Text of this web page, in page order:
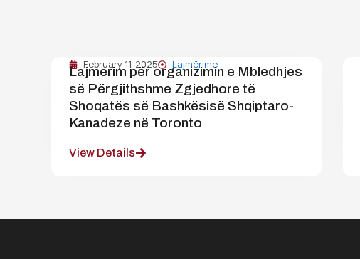
February 11, 2025 Lajmërime
Lajmerim për organizimin e Mbledhjes
së Përgjithshme Zgjedhore të
Shoqatës së Bashkësisë Shqiptaro-
Kanadeze në Toronto
View Details